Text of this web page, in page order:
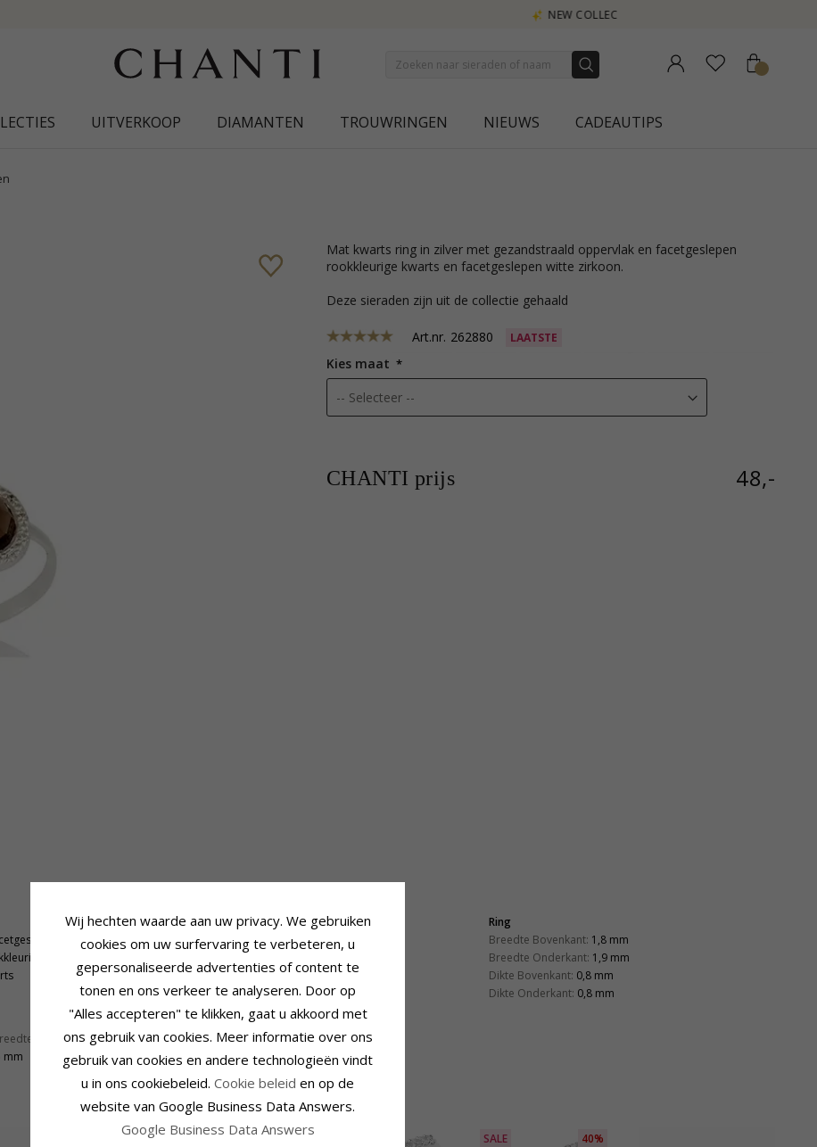
UITVERKOOP DIAMANTEN TROUWRINGEN NIEUWS CADEAUTIPS
mat kwarts ring in zilver met gezandstraald oppervlak en facetgeslepen
rookkleurige kwarts en facetgeslepen witte zirkoon.
Deze sieraden zijn uit de collectie gehaald
Art.nr. 262880 LAATSTE
Kies maat
CHANTI prijs 48,-
Steen
Slijpsel:Facetgeslepen
Kleur:
Steen: Zirkoon
Ring
Breedte Bovenkant: 1,8 mm
Breedte Onderkant: 1,9 mm
Dikte Bovenkant: 0,8 mm
Dikte Onderkant: 0,8 mm
12,5 mm x 10,5 mm
mm
Levertijd
Maat In Voorraad:4-5 Weekdagen
GERELATEERDE PRODUCTEN
SALE 40%
Wij hechten waarde aan uw privacy. We gebruiken
cookies om uw surfervaring te verbeteren, u
gepersonaliseerde advertenties of content te
tonen en ons verkeer te analyseren. Door op
"Alles accepteren" te klikken, gaat u akkoord met
ons gebruik van cookies. Meer informatie over ons
gebruik van cookies en andere technologieën vindt
u in ons cookiebeleid. Cookie beleid en op de
website van Google Business Data Answers.
Google Business Data Answers